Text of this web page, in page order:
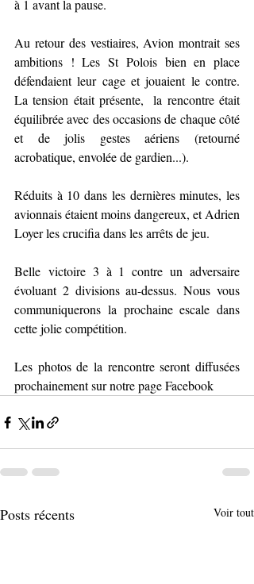
à 1 avant la pause.
Au retour des vestiaires, Avion montrait ses
ambitions ! Les St Polois bien en place
défendaient leur cage et jouaient le contre.
La tension était présente,  la rencontre était
équilibrée avec des occasions de chaque côté
et de jolis gestes aériens (retourné
acrobatique, envolée de gardien...).
Réduits à 10 dans les dernières minutes, les
avionnais étaient moins dangereux, et Adrien
Loyer les crucifia dans les arrêts de jeu.
Belle victoire 3 à 1 contre un adversaire
évoluant 2 divisions au-dessus. Nous vous
communiquerons la prochaine escale dans
cette jolie compétition.
Les photos de la rencontre seront diffusées
prochainement sur notre page Facebook
Posts récents Voir tout